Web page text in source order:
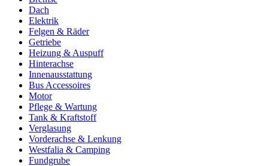
Dach
Elektrik
Felgen & Räder
Getriebe
Heizung & Auspuff
Hinterachse
Innenausstattung
Bus Accessoires
Motor
Pflege & Wartung
Tank & Kraftstoff
Verglasung
Vorderachse & Lenkung
Westfalia & Camping
Fundgrube